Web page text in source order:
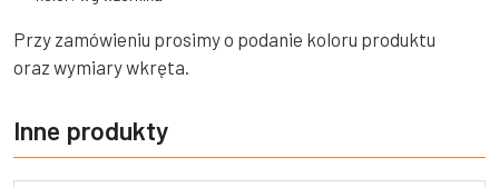
Przy zamówieniu prosimy o podanie koloru produktu
oraz wymiary wkręta.
Inne produkty